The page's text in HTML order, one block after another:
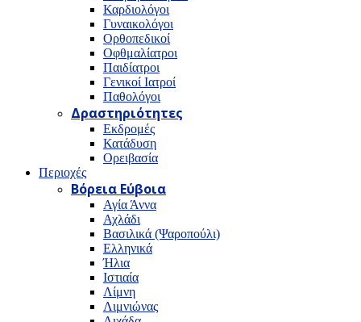
Καρδιολόγοι
Γυναικολόγοι
Ορθοπεδικοί
Οφθμαλίατροι
Παιδίατροι
Γενικοί Ιατροί
Παθολόγοι
Δραστηριότητες
Εκδρομές
Κατάδυση
Ορειβασία
Περιοχές
Βόρεια Εύβοια
Αγία Άννα
Αχλάδι
Βασιλικά (Ψαροπούλι)
Ελληνικά
Ήλια
Ιστιαία
Λίμνη
Λιμνιώνας